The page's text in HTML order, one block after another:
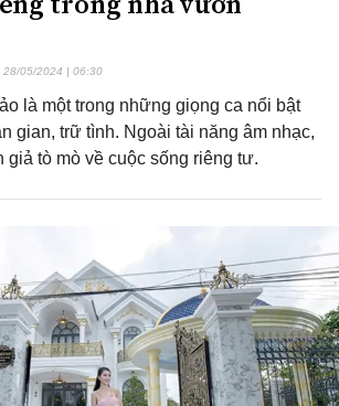
28/05/2024 | 06:30
là một trong những giọng ca nổi bật
gian, trữ tình. Ngoài tài năng âm nhạc,
giả tò mò về cuộc sống riêng tư.